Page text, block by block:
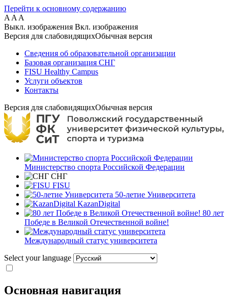
Перейти к основному содержанию
A A A
Выкл. изображения Вкл. изображения
Версия для слабовидящихОбычная версия
Сведения об образовательной организации
Базовая организация СНГ
FISU Healthy Campus
Услуги объектов
Контакты
Версия для слабовидящихОбычная версия
Министерство спорта Российской Федерации
СНГ
FISU
50-летие Университета
KazanDigital
80 лет
Победе в Великой Отечественной войне!
Международный статус университета
Select your language
Основная навигация